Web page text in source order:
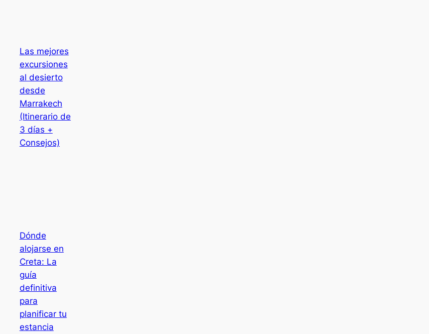
Las mejores
excursiones
al desierto
desde
Marrakech
(Itinerario de
3 días +
Consejos)
Dónde
alojarse en
Creta: La
guía
definitiva
para
planificar tu
estancia